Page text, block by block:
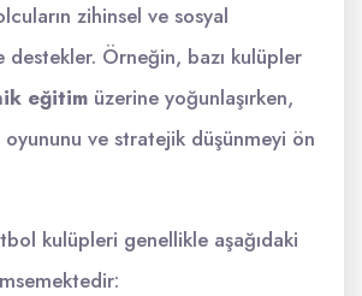
zihinsel ve sosyal
destekler. Örneğin, bazı kulüpler
eğitim üzerine yoğunlaşırken,
ve stratejik düşünmeyi ön
kulüpleri genellikle aşağıdaki